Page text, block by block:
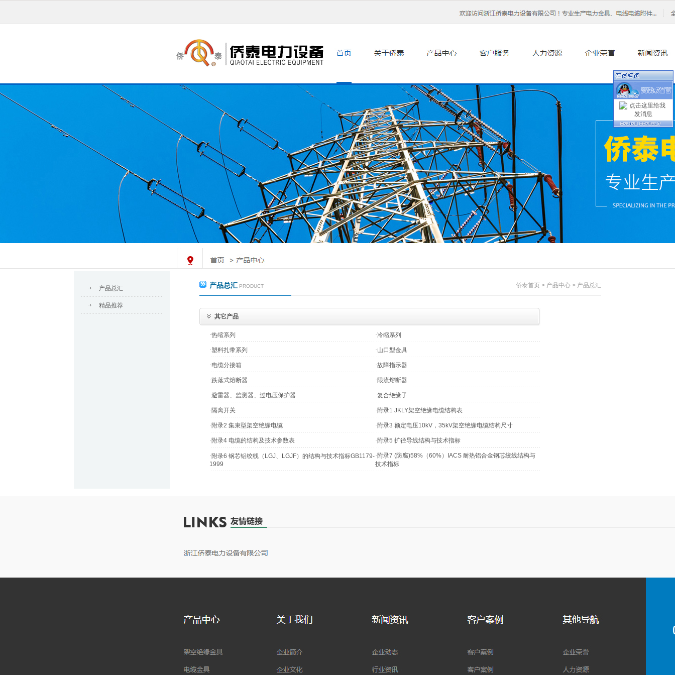
产品总汇
精品推荐
产品总汇 PRODUCT 侨泰首页 > 产品中心 > 产品总汇
其它产品
·热缩系列 ·冷缩系列
·塑料扎带系列 ·山口型金具
·电缆分接箱 ·故障指示器
·跌落式熔断器 · 限流熔断器
·避雷器、监测器、过电压保护器 ·复合绝缘子
·隔离开关 ·附录1 JKLY架空绝缘电缆结构表
·附录2 集束型架空绝缘电缆 ·附录3 额定电压10kV，35kV架空绝缘电缆结构尺寸
·附录4 电缆的结构及技术参数表 ·附录5 扩径导线结构与技术指标
·附录6 钢芯铝绞线（LGJ、LGJF）的结构与技术指标GB1179-
1999
·附录7 (防腐)58%（60%）IACS 耐热铝合金钢芯绞线结构与
技术指标